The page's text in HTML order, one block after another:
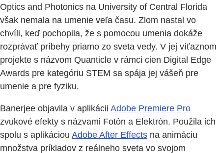
Optics and Photonics na University of Central Florida
však nemala na umenie veľa času. Zlom nastal vo
chvíli, keď pochopila, že s pomocou umenia dokáže
rozprávať príbehy priamo zo sveta vedy. V jej víťaznom
projekte s názvom Quanticle v rámci cien Digital Edge
Awards pre kategóriu STEM sa spája jej vášeň pre
umenie a pre fyziku.
Banerjee objavila v aplikácii Adobe Premiere Pro
zvukové efekty s názvami Fotón a Elektrón. Použila ich
spolu s aplikáciou Adobe After Effects na animáciu
množstva príkladov z reálneho sveta vo svojom